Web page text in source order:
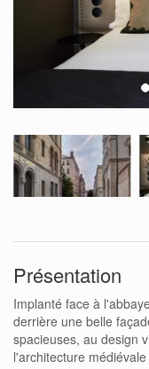
Présentation
Implanté face à
derrière une belle
spacieuses, au design
l'architecture